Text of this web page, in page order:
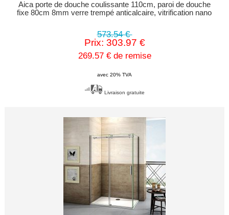
Aica porte de douche coulissante 110cm, paroi de douche
fixe 80cm 8mm verre trempé anticalcaire, vitrification nano
573.54 €
Prix: 303.97 €
269.57 € de remise
avec 20% TVA
Livraison gratuite